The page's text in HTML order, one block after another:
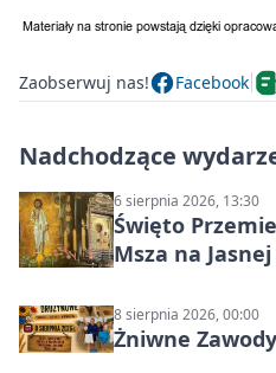
Zaobserwuj nas! Facebook
Nadchodzące
6 sierpnia 2026, 13:30
Święto
Msza na
8 sierpnia 2026, 00:00
Żniwne